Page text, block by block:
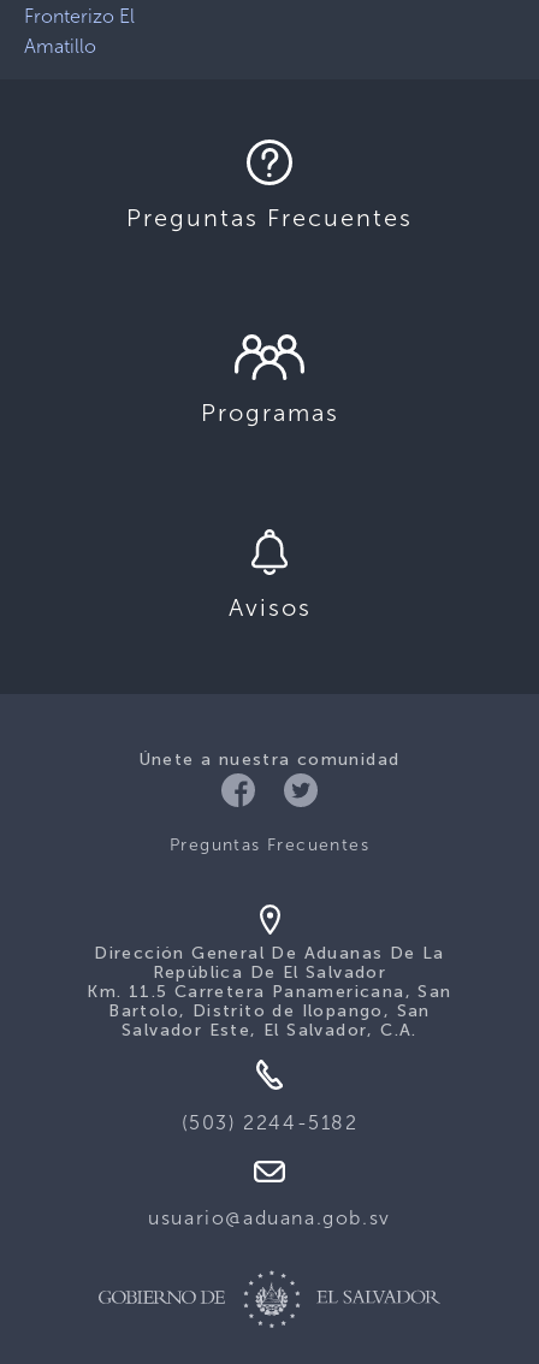
Fronterizo El
Amatillo
Preguntas Frecuentes
Programas
Avisos
Únete a nuestra comunidad
Preguntas Frecuentes
Dirección General De Aduanas De La
República De El Salvador
Km. 11.5 Carretera Panamericana, San
Bartolo, Distrito de Ilopango, San
Salvador Este, El Salvador, C.A.
(503) 2244-5182
usuario@aduana.gob.sv